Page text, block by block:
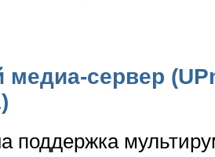
сервер
поддержка